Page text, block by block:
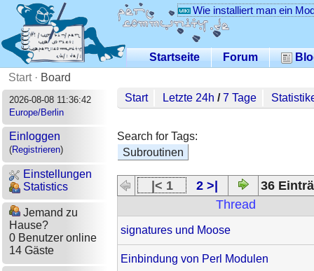
Wie installiert man ein
Startseite Forum
Start· Board
2026-08-08 11:36:42
Europe/Berlin
Einloggen
(Registrieren)
Einstellungen
Statistics
Jemand zu
Hause?
0 Benutzer online
14 Gäste
Start Letzte 24h /7 Tage
Search for Tags:
Subroutinen
|< 1 2 >| 36
Thread
signatures und Moose
Einbindung von Perl Modulen